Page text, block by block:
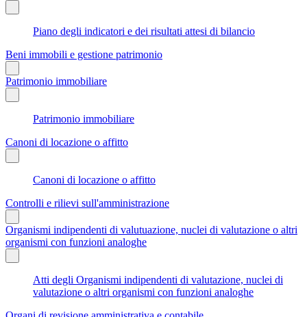
Piano degli indicatori e dei risultati attesi di bilancio
Beni immobili e gestione patrimonio
Patrimonio immobiliare
Patrimonio immobiliare
Canoni di locazione o affitto
Canoni di locazione o affitto
Controlli e rilievi sull'amministrazione
Organismi indipendenti di valutuazione, nuclei di valutazione o altri
organismi con funzioni analoghe
Atti degli Organismi indipendenti di valutazione, nuclei di
valutazione o altri organismi con funzioni analoghe